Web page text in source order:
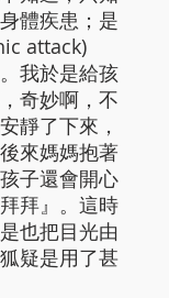
體疾患；是
attack)
我於是給孩
奇妙啊，不
靜了下來，
來媽媽抱著
子還會開心
拜』。這時
也把目光由
疑是用了甚